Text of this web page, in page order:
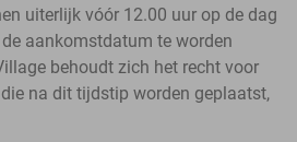
uiterlijk vóór 12.00 uur op de dag
aankomstdatum te worden
behoudt zich het recht voor
na dit tijdstip worden geplaatst,